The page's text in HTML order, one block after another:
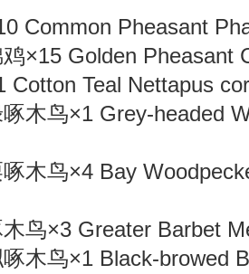
Common Pheasant
×15 Golden Pheasant
Cotton Teal Nettapus
木鸟×1 Grey-headed
木鸟×4 Bay
鸟×3 Greater Barbet
木鸟×1 Black-browed